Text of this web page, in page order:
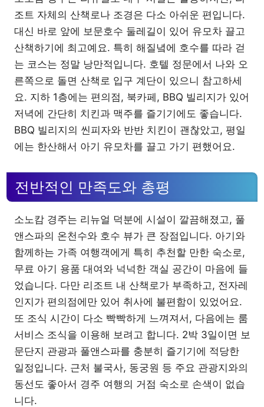
조트 자체의 산책로나 조경은 다소 아쉬운 편입니다.
대신 바로 앞에 보문호수 둘레길이 있어 유모차 끌고
산책하기에 최고예요. 특히 해질녘에 호수를 따라 걷
는 코스는 정말 낭만적입니다. 호텔 정문에서 나와 오
른쪽으로 돌면 산책로 입구 계단이 있으니 참고하세
요. 지하 1층에는 편의점, 북카페, BBQ 빌리지가 있어
저녁에 간단히 치킨과 맥주를 즐기기에도 좋습니다.
BBQ 빌리지의 씬피자와 반반 치킨이 괜찮았고, 평일
에는 한산해서 아기 유모차를 끌고 가기 편했어요.
전반적인 만족도와 총평
소노캄 경주는 리뉴얼 덕분에 시설이 깔끔해졌고, 풀
앤스파의 온천수와 호수 뷰가 큰 장점입니다. 아기와
함께하는 가족 여행객에게 특히 추천할 만한 숙소로,
무료 아기 용품 대여와 넉넉한 객실 공간이 마음에 들
었습니다. 다만 리조트 내 산책로가 부족하고, 전자레
인지가 편의점에만 있어 취사에 불편함이 있었어요.
또 조식 시간이 다소 빡빡하게 느껴져서, 다음에는 룸
서비스 조식을 이용해 보려고 합니다. 2박 3일이면 보
문단지 관광과 풀앤스파를 충분히 즐기기에 적당한
일정입니다. 근처 불국사, 동궁원 등 주요 관광지와의
동선도 좋아서 경주 여행의 거점 숙소로 손색이 없습
니다.